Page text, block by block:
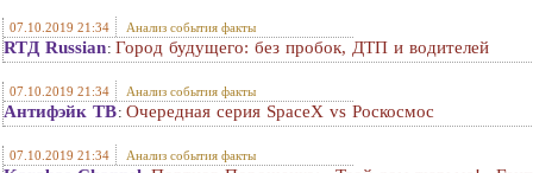
07.10.2019 21:34 Анализ события факты
RTД Russian: Город будущего: без пробок, ДТП и водителей
07.10.2019 21:34 Анализ события факты
Антифэйк ТВ: Очередная серия SpaceX vs Роскосмос
07.10.2019 21:34 Анализ события факты